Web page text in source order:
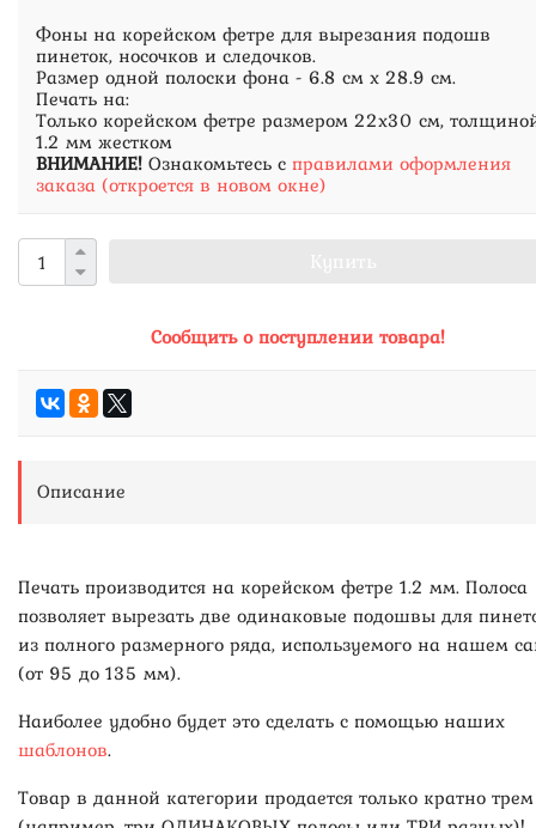
Фоны на корейском фетре для вырезания подошв
пинеток, носочков и следочков.
Размер одной полоски фона - 6.8 см х 28.9 см.
Печать на:
Только корейском фетре размером 22х30 см,
1.2 мм жестком
ВНИМАНИЕ! Ознакомьтесь с правилами оформления
заказа (откроется в новом окне)
Сообщить о поступлении товара!
Описание
Печать производится на корейском фетре 1.2 мм. Полоса
позволяет вырезать две одинаковые подошвы для
из полного размерного ряда, используемого на нашем
(от 95 до 135 мм).
Наиболее удобно будет это сделать с помощью наших
шаблонов.
Товар в данной категории продается только кратно трем